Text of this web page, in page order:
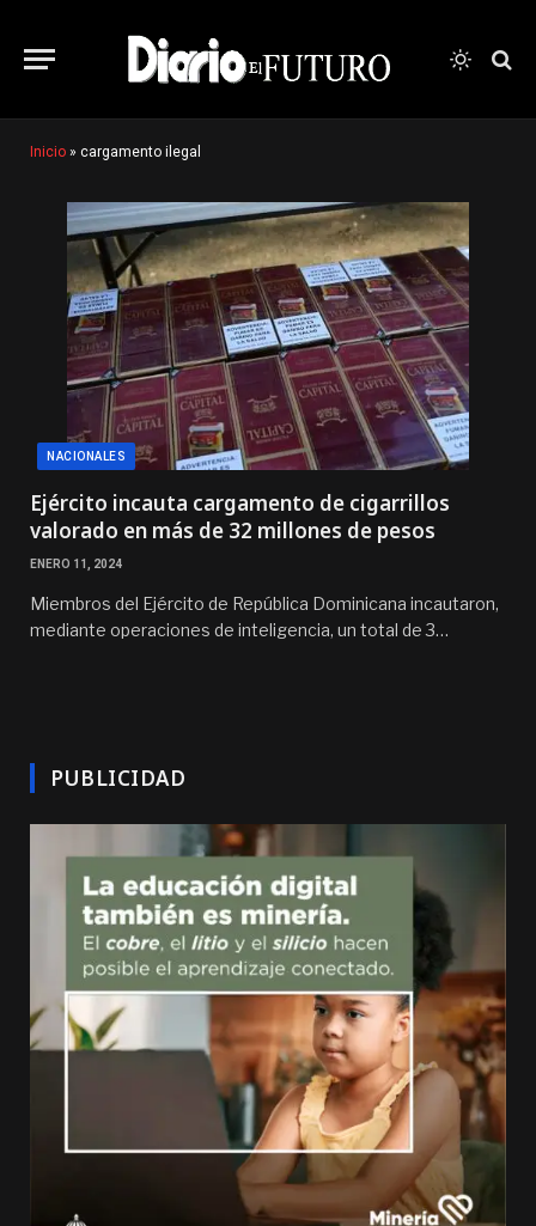
Inicio » cargamento ilegal
NACIONALES
Ejército incauta cargamento de cigarrillos
valorado en más de 32 millones de pesos
ENERO 11, 2024
Miembros del Ejército de República Dominicana incautaron,
mediante operaciones de inteligencia, un total de 3…
PUBLICIDAD